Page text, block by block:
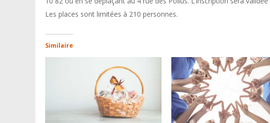
Les places sont limitées à 210 personnes.
Similaire